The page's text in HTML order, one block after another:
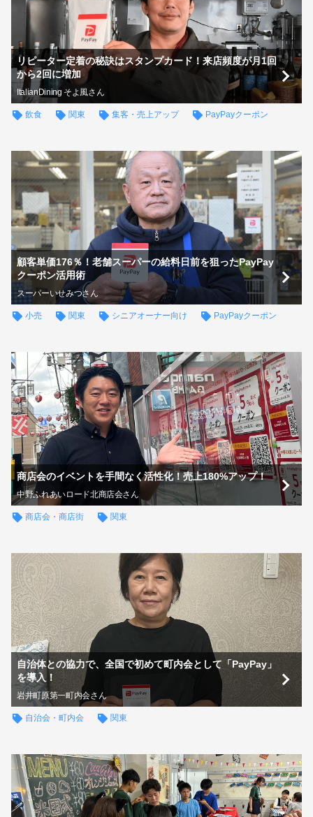
リピーター定着の秘訣はスタンプカード！来店頻度が月1回
から2回に増加
ItalianDining そよ風さん
飲食 関東 集客・売上アップ PayPayクーポン
顧客単価176％！老舗スーパーの給料日前を狙ったPayPay
クーポン活用術
スーパーいせみつさん
小売 関東 シニアオーナー向け PayPayクーポン
商店会のイベントを手間なく活性化！売上180%アップ！
中野ふれあいロード北商店会さん
商店会・商店街 関東
自治体との協力で、全国で初めて町内会として「PayPay」
を導入！
岩井町原第一町内会さん
自治会・町内会​ 関東